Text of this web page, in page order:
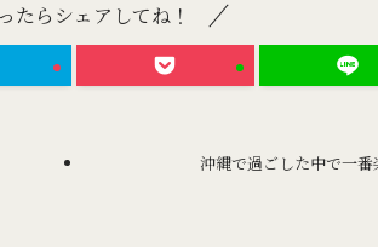
たらシェアしてね！
沖縄で過ごした中で一番